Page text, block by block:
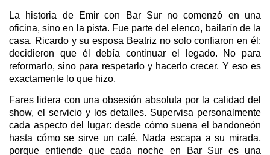
La historia de Emir con Bar Sur no comenzó en una
oficina, sino en la pista. Fue parte del elenco, bailarín de la
casa. Ricardo y su esposa Beatriz no solo confiaron en él:
decidieron que él debía continuar el legado. No para
reformarlo, sino para respetarlo y hacerlo crecer. Y eso es
exactamente lo que hizo.
Fares lidera con una obsesión absoluta por la calidad del
show, el servicio y los detalles. Supervisa personalmente
cada aspecto del lugar: desde cómo suena el bandoneón
hasta cómo se sirve un café. Nada escapa a su mirada,
porque entiende que cada noche en Bar Sur es una